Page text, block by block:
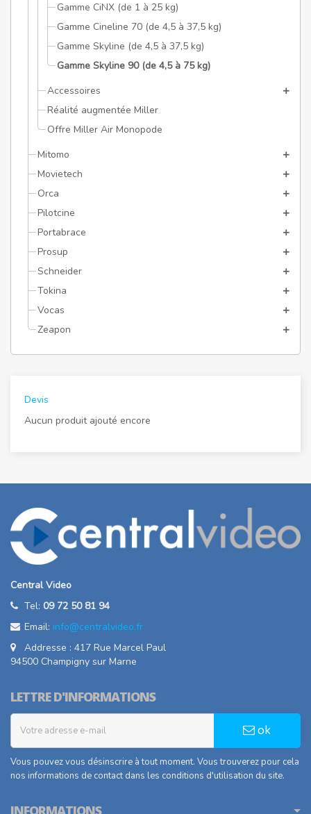
Gamme CiNX (de 1 à 25 kg)
Gamme Cineline 70 (de 4,5 à 37,5 kg)
Gamme Skyline (de 4,5 à 37,5 kg)
Gamme Skyline 90 (de 4,5 à 75 kg)
Accessoires
Réalité augmentée Miller
Offre Miller Air Monopode
Mitomo
Movietech
Orca
Pilotcine
Portabrace
Prosup
Schneider
Tokina
Vocas
Zeapon
Devis
Aucun produit ajouté encore
Central Video
Tel: 09 72 50 81 94
Email: info@centralvideo.fr
Addresse : 417 Rue Marcel Paul
94500 Champigny sur Marne
LETTRE D'INFORMATIONS
ok
Vous pouvez vous désinscrire à tout moment. Vous trouverez pour cela
nos informations de contact dans les conditions d'utilisation du site.
INFORMATIONS